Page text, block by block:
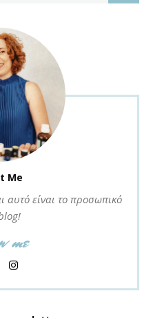
Me
αυτό είναι το προσωπικό
me